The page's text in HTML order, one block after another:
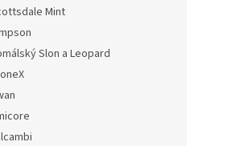
Mint
Slon a Leopard